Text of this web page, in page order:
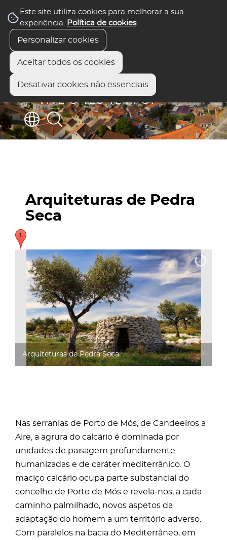
Este site utiliza cookies para melhorar a sua
experiência. Política de cookies.
Personalizar cookies
Aceitar todos os cookies
Desativar cookies não essenciais
Arquiteturas de Pedra
Seca
Arquiteturas de Pedra Seca
Nas serranias de Porto de Mós, de Candeeiros a
Aire, a agrura do calcário é dominada por
unidades de paisagem profundamente
humanizadas e de caráter mediterrânico. O
maciço calcário ocupa parte substancial do
concelho de Porto de Mós e revela-nos, a cada
caminho palmilhado, novos aspetos da
adaptação do homem a um território adverso.
Com paralelos na bacia do Mediterrâneo, em